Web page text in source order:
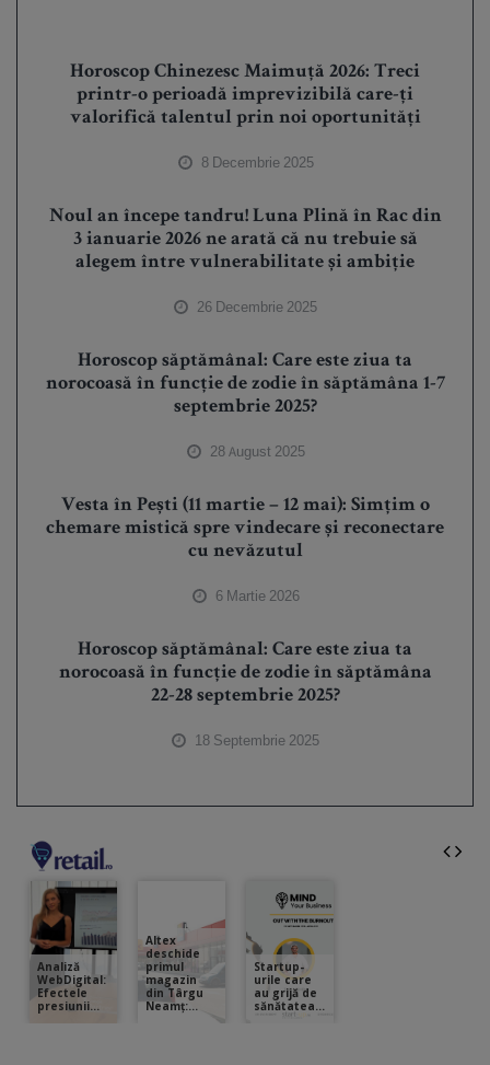
Horoscop Chinezesc Maimuță 2026: Treci
printr-o perioadă imprevizibilă care-ți
valorifică talentul prin noi oportunități
8 Decembrie 2025
Noul an începe tandru! Luna Plină în Rac din
3 ianuarie 2026 ne arată că nu trebuie să
alegem între vulnerabilitate și ambiție
26 Decembrie 2025
Horoscop săptămânal: Care este ziua ta
norocoasă în funcție de zodie în săptămâna 1-7
septembrie 2025?
28 August 2025
Vesta în Pești (11 martie – 12 mai): Simțim o
chemare mistică spre vindecare și reconectare
cu nevăzutul
6 Martie 2026
Horoscop săptămânal: Care este ziua ta
norocoasă în funcție de zodie în săptămâna
22-28 septembrie 2025?
18 Septembrie 2025